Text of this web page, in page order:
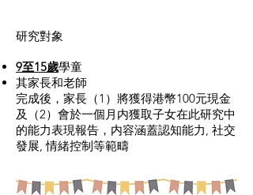
研究對象
9至15歲學童
其家長和老師
完成後，家長（1）將獲得港幣100元現金
及（2）會於一個月内獲取子女在此研究中
的能力表現報告，内容涵蓋認知能力, 社交
發展, 情緒控制等範疇